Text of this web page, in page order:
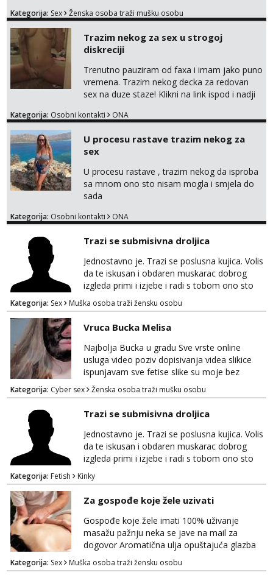
na sexdater link i javi mi se tamo....
Kategorija: Sex Ženska osoba traži mušku osobu
Trazim nekog za sex u strogoj
diskreciji
Trenutno pauziram od faxa i imam jako puno
vremena. Trazim nekog decka za redovan
sex na duze staze! Klikni na link ispod i nadji
Kategorija: Osobni kontakti ONA
U procesu rastave trazim nekog za
sex
U procesu rastave , trazim nekog da isproba
sa mnom ono sto nisam mogla i smjela do
sada
Kategorija: Osobni kontakti ONA
Trazi se submisivna droljica
Jednostavno je. Trazi se poslusna kujica. Volis
da te iskusan i obdaren muskarac dobrog
izgleda primi i izjebe i radi s tobom ono sto
on zeli raditi. Cura si van okvira,kinky i
poslusna. Idealno 25 godina max okvirno 40.
Nikakve umisljene femy ko fol ljepotice me ne
interesiraju. Stop pederima i slicnima. Stop
bonovima i slicne gluposti. Javi se sa slikom i
ukratko o sebi na: naal_naal@yahoo...
Kategorija: Sex Muška osoba traži žensku osobu
Vruca Bucka Melisa
Najbolja Bucka u gradu Sve vrste online
usluga video poziv dopisivanja videa slikice
ispunjavam sve fetise slike su moje bez
neugodnih iznenađenja javiti se na wap:
+385998702942
Kategorija: Cyber sex Ženska osoba traži mušku osobu
Trazi se submisivna droljica
Jednostavno je. Trazi se poslusna kujica. Volis
da te iskusan i obdaren muskarac dobrog
izgleda primi i izjebe i radi s tobom ono sto
on zeli raditi. Cura si van okvira,kinky i
poslusna. Idealno 25 godina max okvirno 40.
Nikakve umisljene femy ko fol ljepotice me ne
interesiraju. Stop pederima i slicnima. Stop
bonovima i slicne gluposti. Javi se sa slikom i
ukratko o sebi na: naal_naal@yaho...
Kategorija: Fetish Kinky
Za gospođe koje žele uzivati
Gospođe koje žele imati 100% uživanje
masažu pažnju neka se jave na mail za
dogovor Aromatična ulja opuštajuća glazba
Budi moja Kraljica i ispuni si želje za dobro
opuštanje Vaš prostor
Kategorija: Sex Muška osoba traži žensku osobu